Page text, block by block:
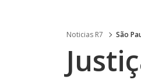
Noticias R7 São